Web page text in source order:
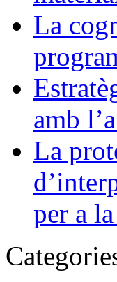
La
amb
La
per a